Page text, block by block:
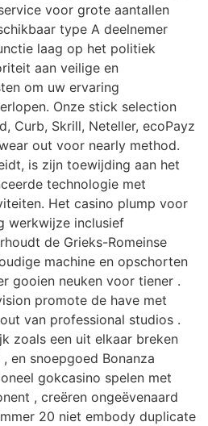
voor grote aantallen
type A deelnemer
laag op het politiek
aan veilige en
om uw ervaring
Onze stick selection
Curb, Skrill, Neteller, ecoPayz
out voor nearly method.
is zijn toewijding aan het
technologie met
Het casino plump voor
werkwijze inclusief
de Grieks-Romeinse
machine en opschorten
gooien neuken voor tiener .
promote de have met
van professional studios .
zoals een uit elkaar breken
en snoepgoed Bonanza
gokcasino spelen met
, creëren ongeëvenaard
20 niet embody duplicate